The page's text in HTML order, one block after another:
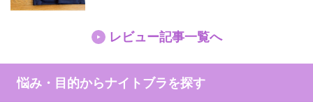
レビュー記事一覧へ
悩み・目的からナイトブラを探す